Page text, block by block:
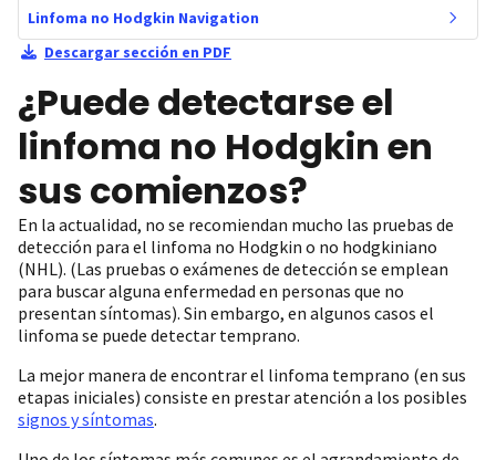
Linfoma no Hodgkin Navigation
Descargar sección en PDF
¿Puede detectarse el
linfoma no Hodgkin en
sus comienzos?
En la actualidad, no se recomiendan mucho las pruebas de
detección para el linfoma no Hodgkin o no hodgkiniano
(NHL). (Las pruebas o exámenes de detección se emplean
para buscar alguna enfermedad en personas que no
presentan síntomas). Sin embargo, en algunos casos el
linfoma se puede detectar temprano.
La mejor manera de encontrar el linfoma temprano (en sus
etapas iniciales) consiste en prestar atención a los posibles
signos y síntomas.